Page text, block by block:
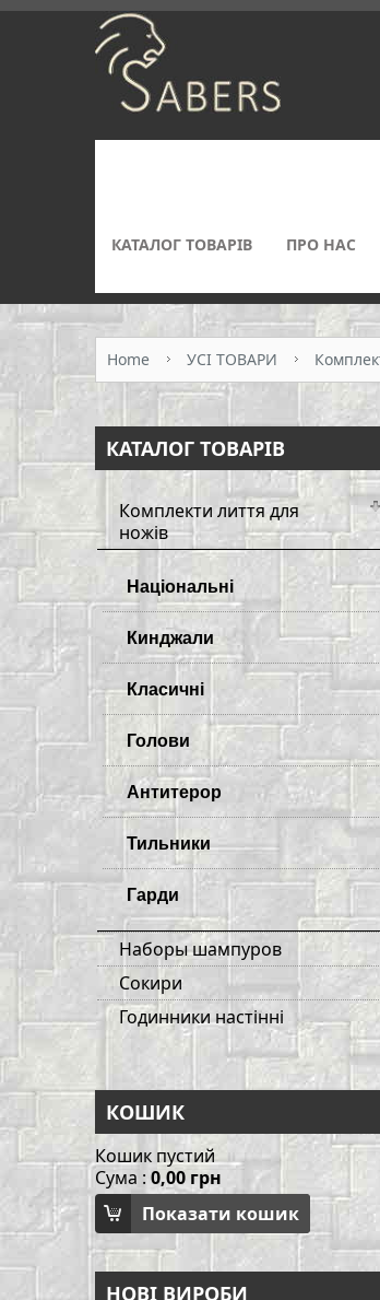
Ми
КАТАЛОГ ТОВАРІВ ПРО НАС
Home УСІ ТОВАРИ
КАТАЛОГ ТОВАРІВ
Комплекти лиття для
ножів
Національні
Кинджали
Класичні
Голови
Антитерор
Тильники
Гарди
Наборы шампуров
Сокири
Годинники настінні
КОШИК
Кошик пустий
Сума : 0,00 грн
Показати кошик
НОВІ ВИРОБИ